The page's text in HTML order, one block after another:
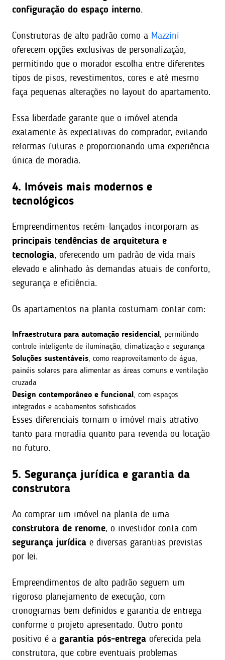
configuração do espaço interno.
Construtoras de alto padrão como a Mazzini
oferecem opções exclusivas de personalização,
permitindo que o morador escolha entre diferentes
tipos de pisos, revestimentos, cores e até mesmo
faça pequenas alterações no layout do apartamento.
Essa liberdade garante que o imóvel atenda
exatamente às expectativas do comprador, evitando
reformas futuras e proporcionando uma experiência
única de moradia.
4. Imóveis mais modernos e
tecnológicos
Empreendimentos recém-lançados incorporam as
principais tendências de arquitetura e
tecnologia, oferecendo um padrão de vida mais
elevado e alinhado às demandas atuais de conforto,
segurança e eficiência.
Os apartamentos na planta costumam contar com:
Infraestrutura para automação residencial , permitindo
controle inteligente de iluminação, climatização e segurança
Soluções sustentáveis , como reaproveitamento de água,
painéis solares para alimentar as áreas comuns e ventilação
cruzada
Design contemporâneo e funcional , com espaços
integrados e acabamentos sofisticados
Esses diferenciais tornam o imóvel mais atrativo
tanto para moradia quanto para revenda ou locação
no futuro.
5. Segurança jurídica e garantia da
construtora
Ao comprar um imóvel na planta de uma
construtora de renome, o investidor conta com
segurança jurídica e diversas garantias previstas
por lei.
Empreendimentos de alto padrão seguem um
rigoroso planejamento de execução, com
cronogramas bem definidos e garantia de entrega
conforme o projeto apresentado. Outro ponto
positivo é a garantia pós-entrega oferecida pela
construtora, que cobre eventuais problemas